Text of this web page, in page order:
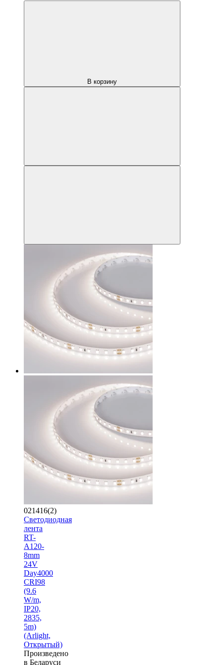
В корзину
021416(2)
Светодиодная
лента
RT-
A120-
8mm
24V
Day4000
CRI98
(9.6
W/m,
IP20,
2835,
5m)
(Arlight,
Открытый)
Произведено
в Беларуси